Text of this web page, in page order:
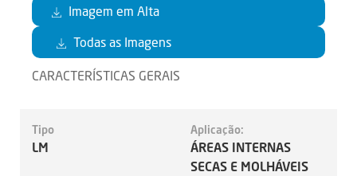
Imagem em Alta
Todas as Imagens
CARACTERÍSTICAS GERAIS
Tipo
LM
Aplicação:
ÁREAS INTERNAS
SECAS E MOLHÁVEIS